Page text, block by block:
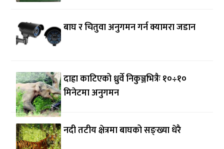
बाघ र चितुवा अनुगमन गर्न क्यामरा जडान
दाह्रा काटिएको ध्रुर्वे निकुञ्जभित्रैः १०÷१०
मिनेटमा अनुगमन
नदी तटीय क्षेत्रमा बाघको सङ्ख्या धेरै